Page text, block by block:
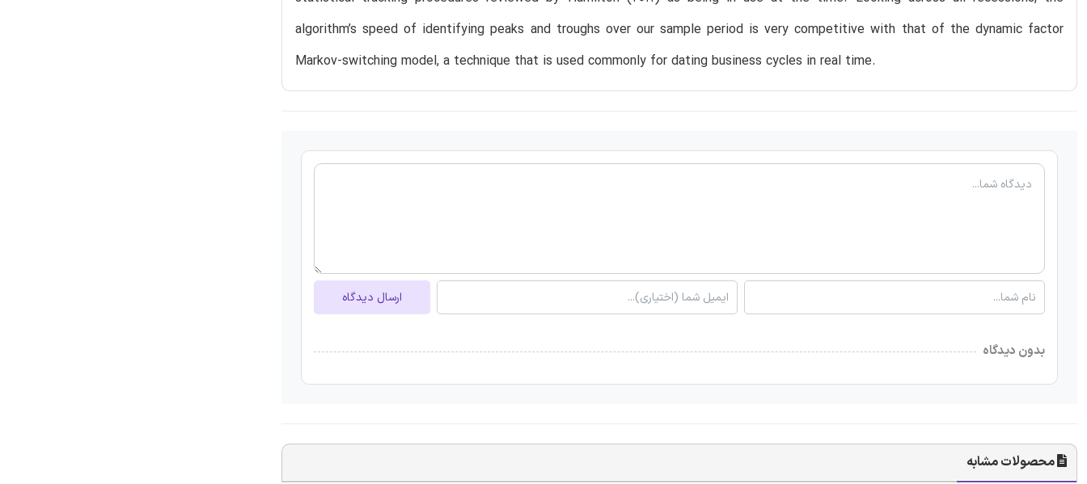
algorithm’s speed of identifying peaks and troughs over our sample period is very competitive with that of the dynamic factor
Markov-switching model, a technique that is used commonly for dating business cycles in real time.
ارسال دیدگاه
بدون دیدگاه
محصولات مشابه